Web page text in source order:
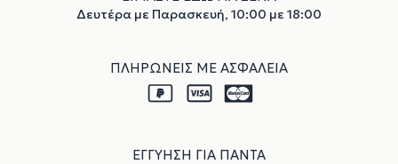
Δευτέρα με Παρασκευή, 10:00 με 18:00
ΠΛΗΡΩΝΕΙΣ ΜΕ ΑΣΦΑΛΕΙΑ
ΕΓΓΥΗΣΗ ΓΙΑ ΠΑΝΤΑ